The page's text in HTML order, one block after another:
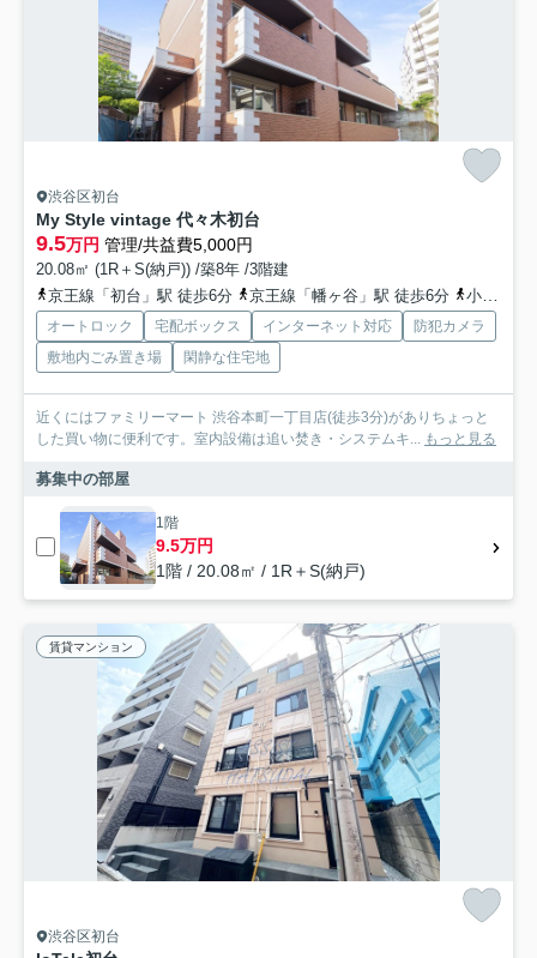
渋谷区初台
My Style vintage 代々木初台
9.5万円 管理/共益費5,000円
20.08㎡ (1R＋S(納戸)) /築8年 /3階建
京王線「初台」駅 徒歩6分
京王線「幡ヶ谷」駅 徒歩6分 小田急小田原線「代々木上原」駅 徒歩15分
オートロック 宅配ボックス インターネット対応
防犯カメラ
敷地内ごみ置き場
閑静な住宅地
近くにはファミリーマート 渋谷本町一丁目店(徒歩3分)がありちょっと
した買い物に便利です。室内設備は追い焚き・システムキ... もっと見る
募集中の部屋
1階
9.5万円
1階 / 20.08㎡ / 1R＋S(納戸)
賃貸マンション
渋谷区初台